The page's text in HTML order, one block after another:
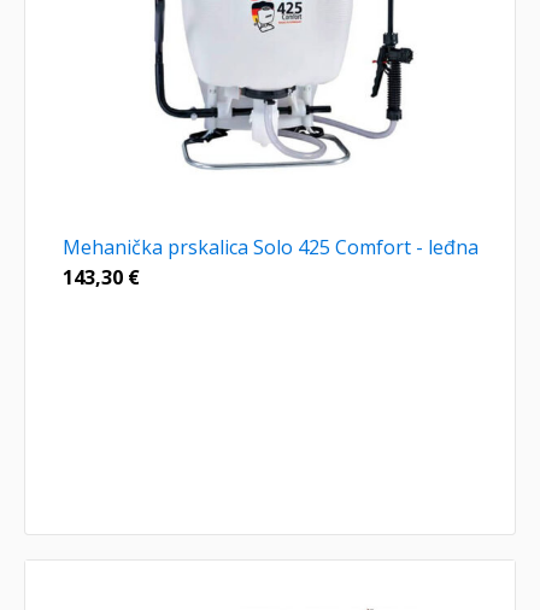
Mehanička prskalica Solo 425 Comfort - leđna
143,30 €